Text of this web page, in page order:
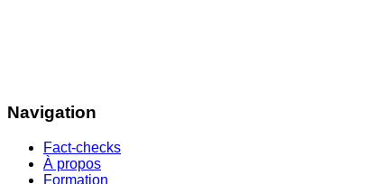
Navigation
Fact-checks
À propos
Formation